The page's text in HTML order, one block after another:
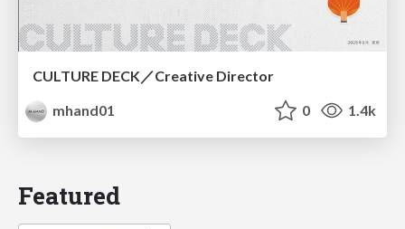
CULTURE DECK／Creative Director
mhand01
0 1.4k
Featured